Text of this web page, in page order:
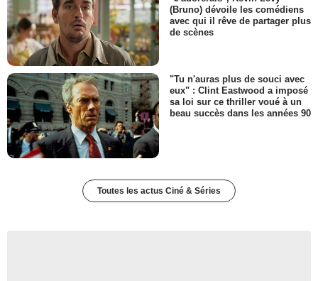
(Bruno) dévoile les comédiens
avec qui il rêve de partager plus
de scènes
"Tu n'auras plus de souci avec
eux" : Clint Eastwood a imposé
sa loi sur ce thriller voué à un
beau succès dans les années 90
Toutes les actus Ciné & Séries